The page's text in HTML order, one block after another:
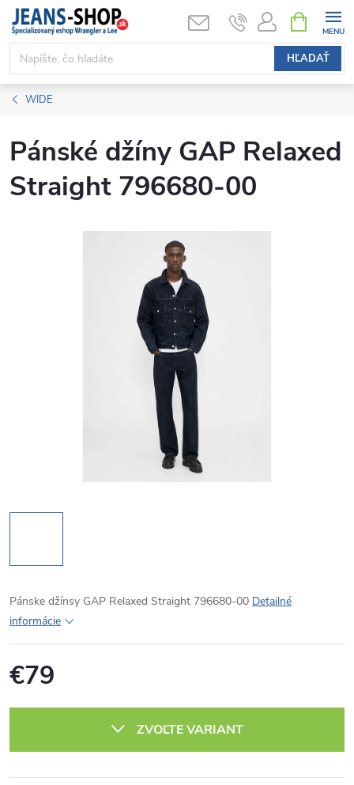
Prejsť
obsah
HĽADAŤ
KOŠÍK
WIDE
Pánské džíny GAP Relaxed
Straight 796680-00
Pánske džínsy GAP Relaxed Straight 796680-00 Detailné
informácie
€79
ZVOĽTE VARIANT